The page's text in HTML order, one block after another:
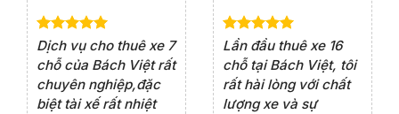
Dịch vụ cho thuê xe 7
chỗ của Bách Việt rất
chuyên nghiệp,đặc
biệt tài xế rất nhiệt
Lần đầu thuê xe 16
chỗ tại Bách Việt, tôi
rất hài lòng với chất
lượng xe và sự